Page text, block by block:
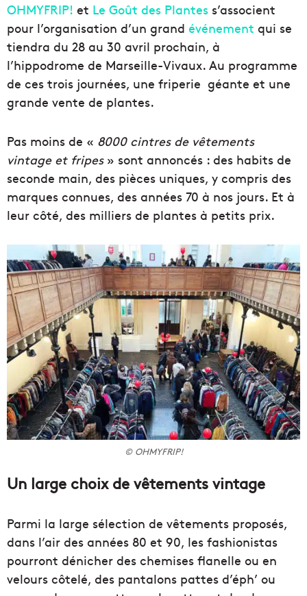
OHMYFRIP! et Le Goût des Plantes s’associent
pour l’organisation d’un grand événement qui se
tiendra du 28 au 30 avril prochain, à
l’hippodrome de Marseille-Vivaux. Au programme
de ces trois journées, une friperie géante et une
grande vente de plantes.
Pas moins de « 8000 cintres de vêtements
vintage et fripes» sont annoncés : des habits de
seconde main, des pièces uniques, y compris des
marques connues, des années 70 à nos jours. Et à
leur côté, des milliers de plantes à petits prix.
© OHMYFRIP!
Un large choix de vêtements vintage
Parmi la large sélection de vêtements proposés,
dans l’air des années 80 et 90, les fashionistas
pourront dénicher des chemises flanelle ou en
velours côtelé, des pantalons pattes d’éph’ ou